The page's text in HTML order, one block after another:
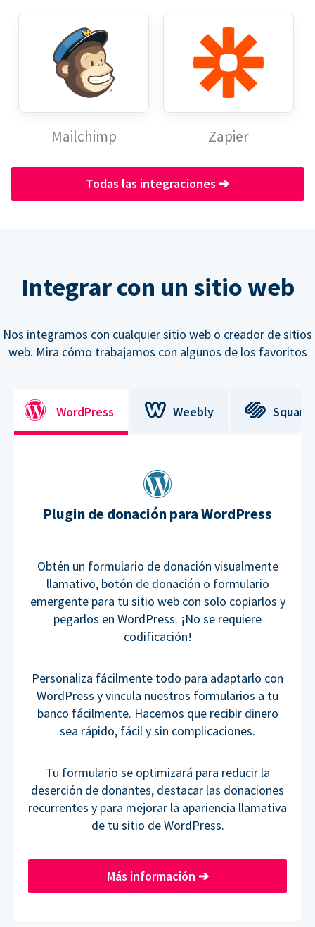
Mailchimp Zapier
Todas las integraciones ➔
Integrar con un sitio web
Nos integramos con cualquier sitio web o creador de sitios
web. Mira cómo trabajamos con algunos de los favoritos
WordPress Weebly
Plugin de donación para WordPress
Obtén un formulario de donación visualmente
llamativo, botón de donación o formulario
emergente para tu sitio web con solo copiarlos y
pegarlos en WordPress. ¡No se requiere
codificación!
Personaliza fácilmente todo para adaptarlo con
WordPress y vincula nuestros formularios a tu
banco fácilmente. Hacemos que recibir dinero
sea rápido, fácil y sin complicaciones.
Tu formulario se optimizará para reducir la
deserción de donantes, destacar las donaciones
recurrentes y para mejorar la apariencia llamativa
de tu sitio de WordPress.
Más información ➔